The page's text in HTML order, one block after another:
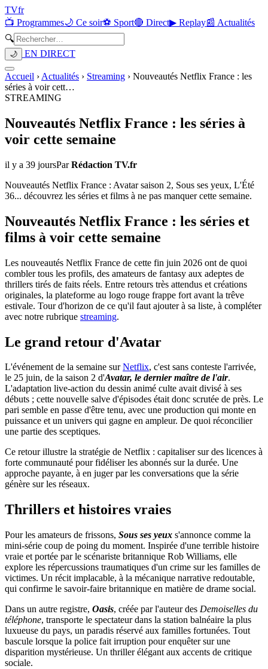
TVfr
📺 Programmes🌙 Ce soir⚽ Sport🔴 Direct▶ Replay📰 Actualités
🔍
🌙 EN DIRECT
Accueil › Actualités › Streaming › Nouveautés Netflix France : les
séries à voir cett…
STREAMING
Nouveautés Netflix France : les séries à
voir cette semaine
il y a 39 joursParRédaction TV.fr
Nouveautés Netflix France : Avatar saison 2, Sous ses yeux, L'Été
36... découvrez les séries et films à ne pas manquer cette semaine.
Nouveautés Netflix France : les séries et
films à voir cette semaine
Les nouveautés Netflix France de cette fin juin 2026 ont de quoi
combler tous les profils, des amateurs de fantasy aux adeptes de
thrillers tirés de faits réels. Entre retours très attendus et créations
originales, la plateforme au logo rouge frappe fort avant la trêve
estivale. Tour d'horizon de ce qu'il faut ajouter à sa liste, à compléter
avec notre rubrique streaming.
Le grand retour d'Avatar
L'événement de la semaine surNetflix, c'est sans conteste l'arrivée,
le 25 juin, de la saison 2 d'Avatar, le dernier maître de l'air.
L'adaptation live-action du dessin animé culte avait divisé à ses
débuts ; cette nouvelle salve d'épisodes était donc scrutée de près. Le
pari semble en passe d'être tenu, avec une production qui monte en
puissance et un univers qui gagne en ampleur. De quoi réconcilier
une partie des sceptiques.
Ce retour illustre la stratégie de Netflix : capitaliser sur des licences à
forte communauté pour fidéliser les abonnés sur la durée. Une
approche payante, à en juger par les conversations que la série
génère sur les réseaux.
Thrillers et histoires vraies
Pour les amateurs de frissons, Sous ses yeux s'annonce comme la
mini-série coup de poing du moment. Inspirée d'une terrible histoire
vraie et portée par le scénariste britannique Rob Williams, elle
explore les répercussions traumatiques d'un crime sur les familles de
victimes. Un récit implacable, à la mécanique narrative redoutable,
qui confirme le savoir-faire britannique en matière de drame social.
Dans un autre registre, Oasis, créée par l'auteur des Demoiselles du
téléphone, transporte le spectateur dans la station balnéaire la plus
luxueuse du pays, un paradis réservé aux familles fortunées. Tout
bascule lorsque la police fait irruption pour enquêter sur une
disparition mystérieuse. Un thriller élégant aux accents de critique
sociale.